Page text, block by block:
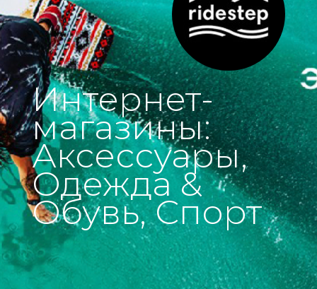
Интернет-
магазины:
Аксессуары,
Одежда &
Обувь, Спорт